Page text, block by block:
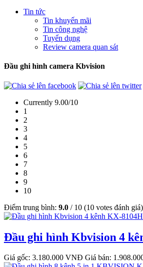
Tin tức
Tin khuyến mãi
Tin công nghệ
Tuyển dụng
Review camera quan sát
Đầu ghi hình camera Kbvision
Currently 9.00/10
1
2
3
4
5
6
7
8
9
10
Điểm trung bình: 9.0 / 10 (10 votes đánh giá)
Đầu ghi hình Kbvision 4
Giá gốc: 3.180.000 VNĐ Giá bán: